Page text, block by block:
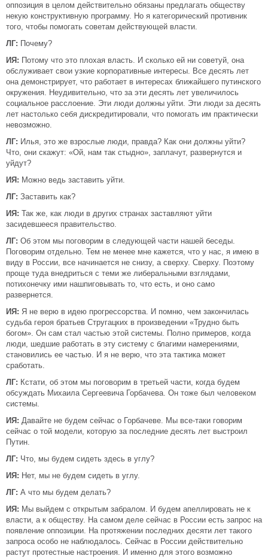
оппозиция в целом действительно обязаны предлагать обществу
некую конструктивную программу. Но я категорический противник
того, чтобы помогать советам действующей власти.
ЛГ: Почему?
ИЯ: Потому что это плохая власть. И сколько ей ни советуй, она
обслуживает свои узкие корпоративные интересы. Все десять лет
она демонстрирует, что работает в интересах ближайшего путинского
окружения. Неудивительно, что за эти десять лет увеличилось
социальное расслоение. Эти люди должны уйти. Эти люди за десять
лет настолько себя дискредитировали, что помогать им практически
невозможно.
ЛГ: Илья, это же взрослые люди, правда? Как они должны уйти?
Что, они скажут: «Ой, нам так стыдно», заплачут, развернутся и
уйдут?
ИЯ: Можно ведь заставить уйти.
ЛГ: Заставить как?
ИЯ: Так же, как люди в других странах заставляют уйти
засидевшееся правительство.
ЛГ: Об этом мы поговорим в следующей части нашей беседы.
Поговорим отдельно. Тем не менее мне кажется, что у нас, я имею в
виду в России, все начинается не снизу, а сверху. Сверху. Поэтому
проще туда внедриться с теми же либеральными взглядами,
потихонечку ими нашпиговывать то, что есть, и оно само
развернется.
ИЯ: Я не верю в идею прогрессорства. И помню, чем закончилась
судьба героя братьев Стругацких в произведении «Трудно быть
богом». Он сам стал частью этой системы. Полно примеров, когда
люди, шедшие работать в эту систему с благими намерениями,
становились ее частью. И я не верю, что эта тактика может
сработать.
ЛГ: Кстати, об этом мы поговорим в третьей части, когда будем
обсуждать Михаила Сергеевича Горбачева. Он тоже был человеком
системы.
ИЯ: Давайте не будем сейчас о Горбачеве. Мы все-таки говорим
сейчас о той модели, которую за последние десять лет выстроил
Путин.
ЛГ: Что, мы будем сидеть здесь в углу?
ИЯ: Нет, мы не будем сидеть в углу.
ЛГ: А что мы будем делать?
ИЯ: Мы выйдем с открытым забралом. И будем апеллировать не к
власти, а к обществу. На самом деле сейчас в России есть запрос на
появление оппозиции. На протяжении последних десяти лет такого
запроса особо не наблюдалось. Сейчас в России действительно
растут протестные настроения. И именно для этого возможно